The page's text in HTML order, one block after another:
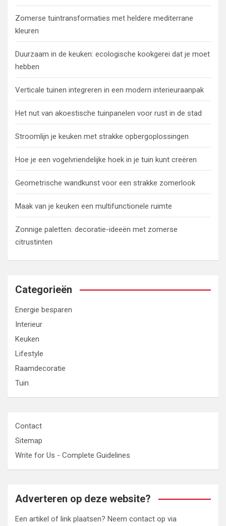
Zomerse tuintransformaties met heldere mediterrane
kleuren
Duurzaam in de keuken: ecologische kookgerei dat je moet
hebben
Verticale tuinen integreren in een modern interieuraanpak
Het nut van akoestische tuinpanelen voor rust in de stad
Stroomlijn je keuken met strakke opbergoplossingen
Hoe je een vogelvriendelijke hoek in je tuin kunt creëren
Geometrische wandkunst voor een strakke zomerlook
Maak van je keuken een multifunctionele ruimte
Zonnige paletten: decoratie-ideeën met zomerse
citrustinten
Categorieën
Energie besparen
Interieur
Keuken
Lifestyle
Raamdecoratie
Tuin
Contact
Sitemap
Write for Us - Complete Guidelines
Adverteren op deze website?
Een artikel of link plaatsen? Neem contact op via